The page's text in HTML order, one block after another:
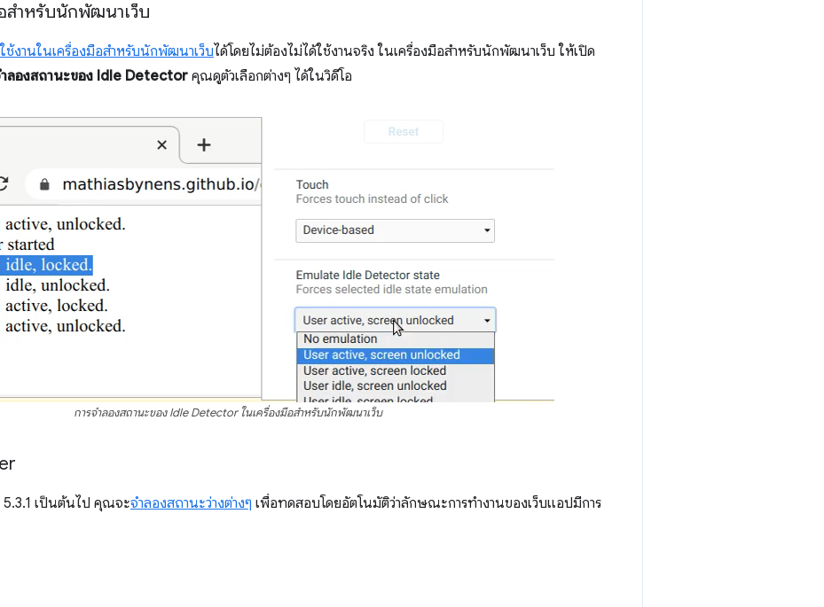
สำหรับนักพัฒนาเว็บ
ช้งานในเครื่องมือสำหรับนักพัฒนาเว็บได้โดยไม่ต้องไม่ได้ใช้งานจริง ในเครื่องมือสำหรับนักพัฒนาเว็บ ให้เปิด
ลองสถานะของ Idle Detector คุณดูตัวเลือกต่างๆ ได้ในวิดีโอ
การจำลองสถานะของ Idle Detector ในเครื่องมือสำหรับนักพัฒนาเว็บ
เป็นต้นไป คุณจะจำลองสถานะว่างต่างๆ เพื่อทดสอบโดยอัตโนมัติว่าลักษณะการทำงานของเว็บแอปมีการ